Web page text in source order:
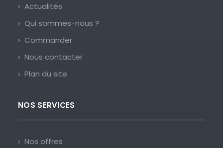
Actualités
Qui sommes-nous ?
Commander
Nous contacter
Plan du site
NOS SERVICES
Nos offres